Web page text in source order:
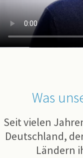
Was
Seit vielen
Deutschland,
Ländern